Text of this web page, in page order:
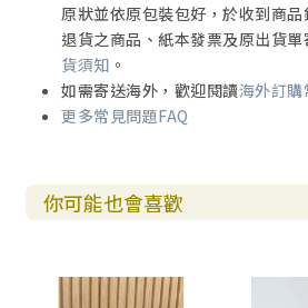
原狀並依原包裝包好，於收到商
退貨之商品、紙本發票及原出貨
貨須知 。
如需寄送海外，歡迎閱讀海外訂購
更多常見問題FAQ
你可能也會喜歡